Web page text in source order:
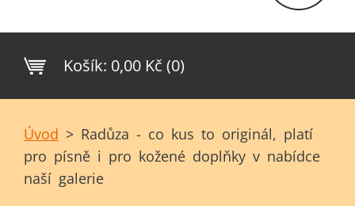
Košík: 0,00 Kč (0)
Úvod > Radůza - co kus to originál, platí
pro písně i pro kožené doplňky v nabídce
naší galerie